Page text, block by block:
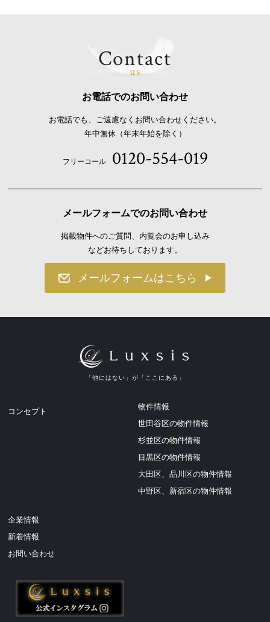
販売開始のお知らせ 【Luxsis 用賀 Vol.7】
ご成約のお知らせ
ご成約のお知らせ
2026.07.11
販売開始のお知らせ 【Luxsis 文京区大塚 8期】
販売開始のお知らせ 【Luxsis 桜上水 Vol.33】
2026.07.07
販売開始のお知らせ 【Luxsis 阿佐谷北 26期】
2026.06.30
2026.06.30
販売開始のお知らせ 【Luxsis 千歳烏山 Vol.32】
Contact
us
お電話でのお問い合わせ
お電話でも、ご遠慮なくお問い合わせください。
年中無休（年末年始を除く）
フリーコール 0120-554-019
メールフォームでのお問い合わせ
掲載物件へのご質問、内覧会のお申し込み
などお待ちしております。
メールフォームはこちら
「他にはない」が「ここにある」
コンセプト
物件情報
世田谷区の物件情報
杉並区の物件情報
目黒区の物件情報
大田区、品川区の物件情報
中野区、新宿区の物件情報
企業情報
新着情報
お問い合わせ